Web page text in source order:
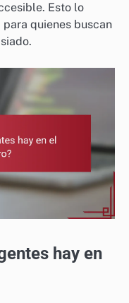
Esto lo
quienes buscan
hay en